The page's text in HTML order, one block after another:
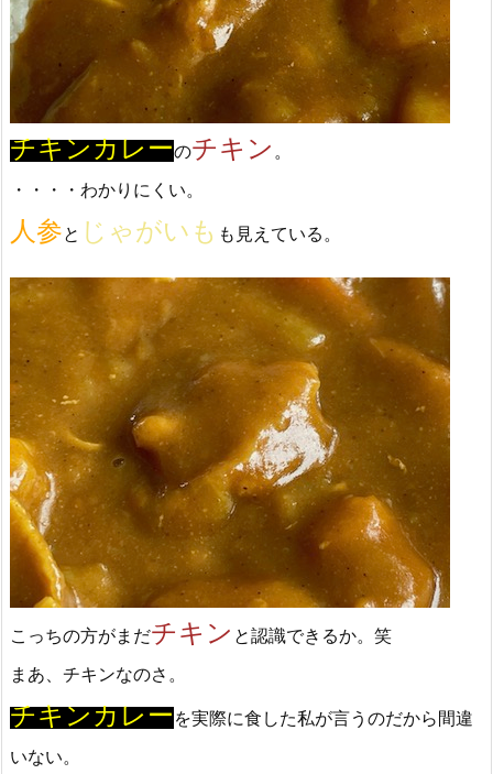
チキンカレーのチキン 。
・・・・わかりにくい。
人参と じゃがいも も見えている。
こっちの方がまだチキン と認識できるか。笑
まあ、チキンなのさ。
チキンカレーを実際に食した私が言うのだから間違
いない。